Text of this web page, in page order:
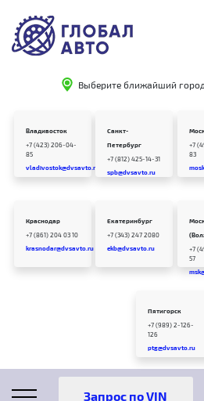
Выберите ближайший
Владивосток
+7 (423) 206-04-
85
vladivostok@dvsavto.ru
Санкт-
Петербург
+7 (812) 425-14-31
spb@dvsavto.ru
+7
83
Краснодар
+7 (861) 204 03 10
krasnodar@dvsavto.ru
Екатеринбург
+7 (343) 247 2080
ekb@dvsavto.ru
+7
57
Пятигорск
+7 (989) 2-126-
126
ptg@dvsavto.ru